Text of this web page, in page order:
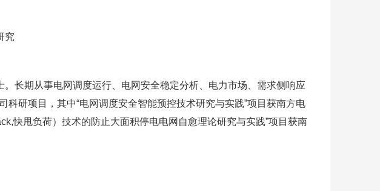
究
长期从事电网调度运行、电网安全稳定分析、电力市场、需求侧响应
研项目，其中“电网调度安全智能预控技术研究与实践”项目获南方电
快甩负荷）技术的防止大面积停电电网自愈理论研究与实践”项目获南